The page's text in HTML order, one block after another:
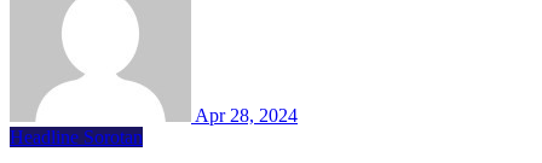
Apr 28, 2024
Headline Sorotan